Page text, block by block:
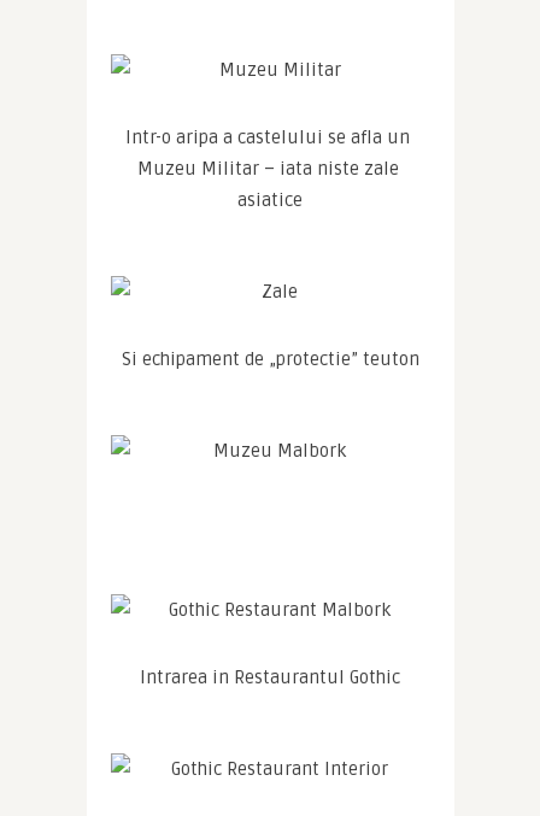
Intr-o aripa a castelului se afla un
Muzeu Militar – iata niste zale
asiatice
Si echipament de „protectie” teuton
Intrarea in Restaurantul Gothic